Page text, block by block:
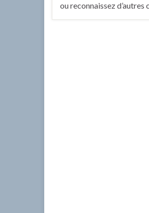
ou reconnaissez